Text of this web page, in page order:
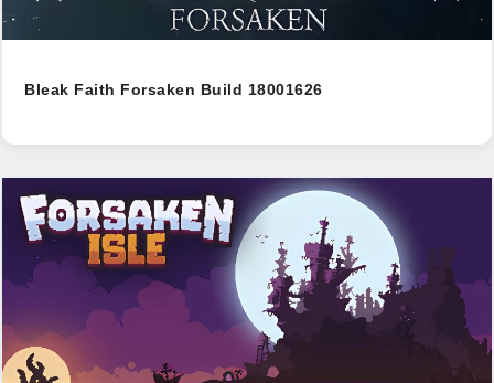
Bleak Faith Forsaken Build 18001626